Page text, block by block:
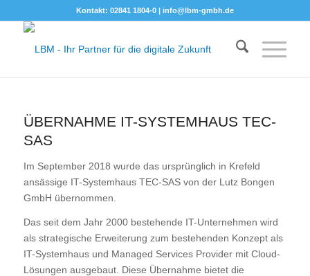
Kontakt: 02841 1804-0 | info@lbm-gmbh.de
ÜBERNAHME IT-SYSTEMHAUS TEC-
SAS
Im September 2018 wurde das ursprünglich in Krefeld
ansässige IT-Systemhaus TEC-SAS von der Lutz Bongen
GmbH übernommen.
Das seit dem Jahr 2000 bestehende IT-Unternehmen wird
als strategische Erweiterung zum bestehenden Konzept als
IT-Systemhaus und Managed Services Provider mit Cloud-
Lösungen ausgebaut. Diese Übernahme bietet die